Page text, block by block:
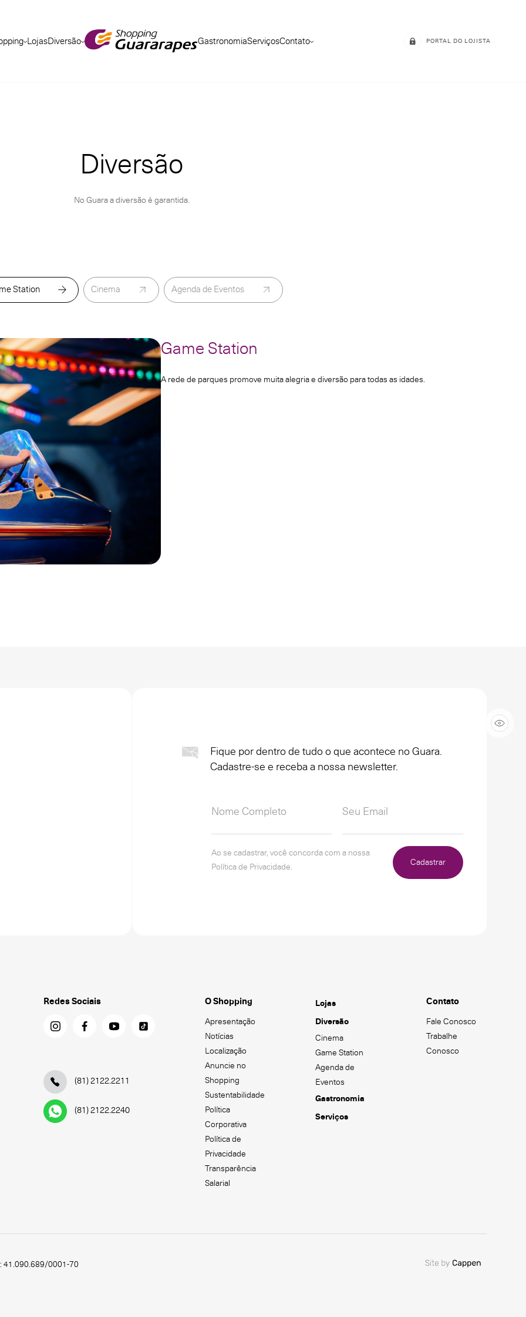
LojasDiversão GastronomiaServiçosContato PORTAL DO LOJISTA
Diversão
No Guara a diversão é garantida.
Station Cinema Agenda de Eventos
Game Station
A rede de parques promove muita alegria e diversão para todas as idades.
Fique por dentro de tudo o que acontece no Guara.
Cadastre-se e receba a nossa newsletter.
Ao se cadastrar, você concorda com a nossa
Política de Privacidade.
Cadastrar
Redes Sociais
(81) 2122.2211
(81) 2122.2240
O Shopping
Apresentação
Notícias
Localização
Anuncie no
Shopping
Sustentabilidade
Política
Corporativa
Política de
Privacidade
Transparência
Salarial
Lojas
Diversão
Cinema
Game Station
Agenda de
Eventos
Gastronomia
Serviços
Contato
Fale Conosco
Trabalhe
Conosco
41.090.689/0001-70